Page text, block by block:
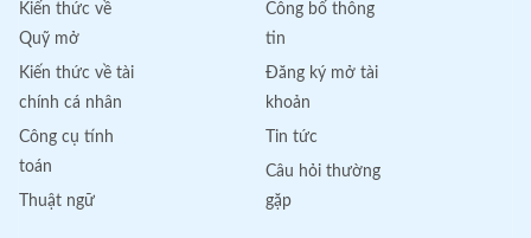
Kiến thức về
Quỹ mở
Kiến thức về tài
chính cá nhân
Công cụ tính
toán
Thuật ngữ
Công bố thông
tin
Đăng ký mở tài
khoản
Tin tức
Câu hỏi thường
gặp